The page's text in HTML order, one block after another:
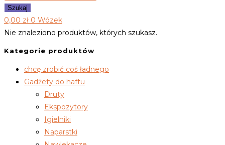
Szukaj
0,00 zł 0 Wózek
Nie znaleziono produktów, których szukasz.
Kategorie produktów
chcę zrobić coś ładnego
Gadżety do haftu
Druty
Ekspozytory
Igielniki
Naparstki